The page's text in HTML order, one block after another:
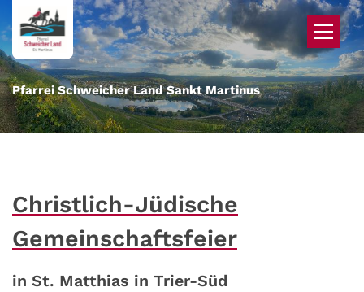
Zum Inhalt springen
Pfarrei Schweicher Land Sankt Martinus
Christlich-Jüdische
Gemeinschaftsfeier
in St. Matthias in Trier-Süd